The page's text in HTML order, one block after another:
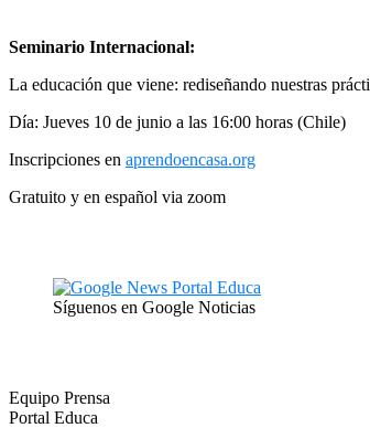
Seminario Internacional:
La educación que viene: rediseñando nuestras
Día: Jueves 10 de junio a las 16:00 horas (Chile)
Inscripciones en aprendoencasa.org
Gratuito y en español via zoom
Síguenos en Google Noticias
Equipo Prensa
Portal Educa